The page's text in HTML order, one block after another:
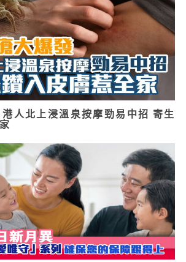
人北上浸溫泉按摩勁易中招 寄生